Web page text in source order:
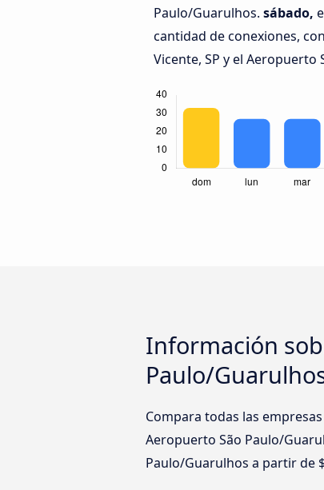
Paulo/Guarulhos. sábado,
cantidad de conexiones,
Vicente, SP y el Aeropuerto
Información
Paulo/
Compara todas las
Aeropuerto São Paulo/
Paulo/Guarulhos a partir de